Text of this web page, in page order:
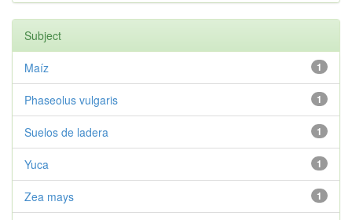
Subject
1
Maíz
1
Phaseolus vulgaris
1
Suelos de ladera
1
Yuca
1
Zea mays